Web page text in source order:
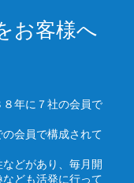
お客様へ
年に７社の会員で
会員で構成されて
どがあり、毎月開
ども活発に行って